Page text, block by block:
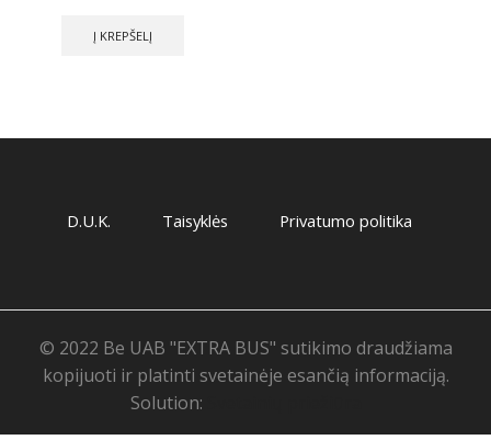
Į KREPŠELĮ
D.U.K. Taisyklės Privatumo politika
© 2022 Be UAB "EXTRA BUS" sutikimo draudžiama
kopijuoti ir platinti svetainėje esančią informaciją.
Solution: